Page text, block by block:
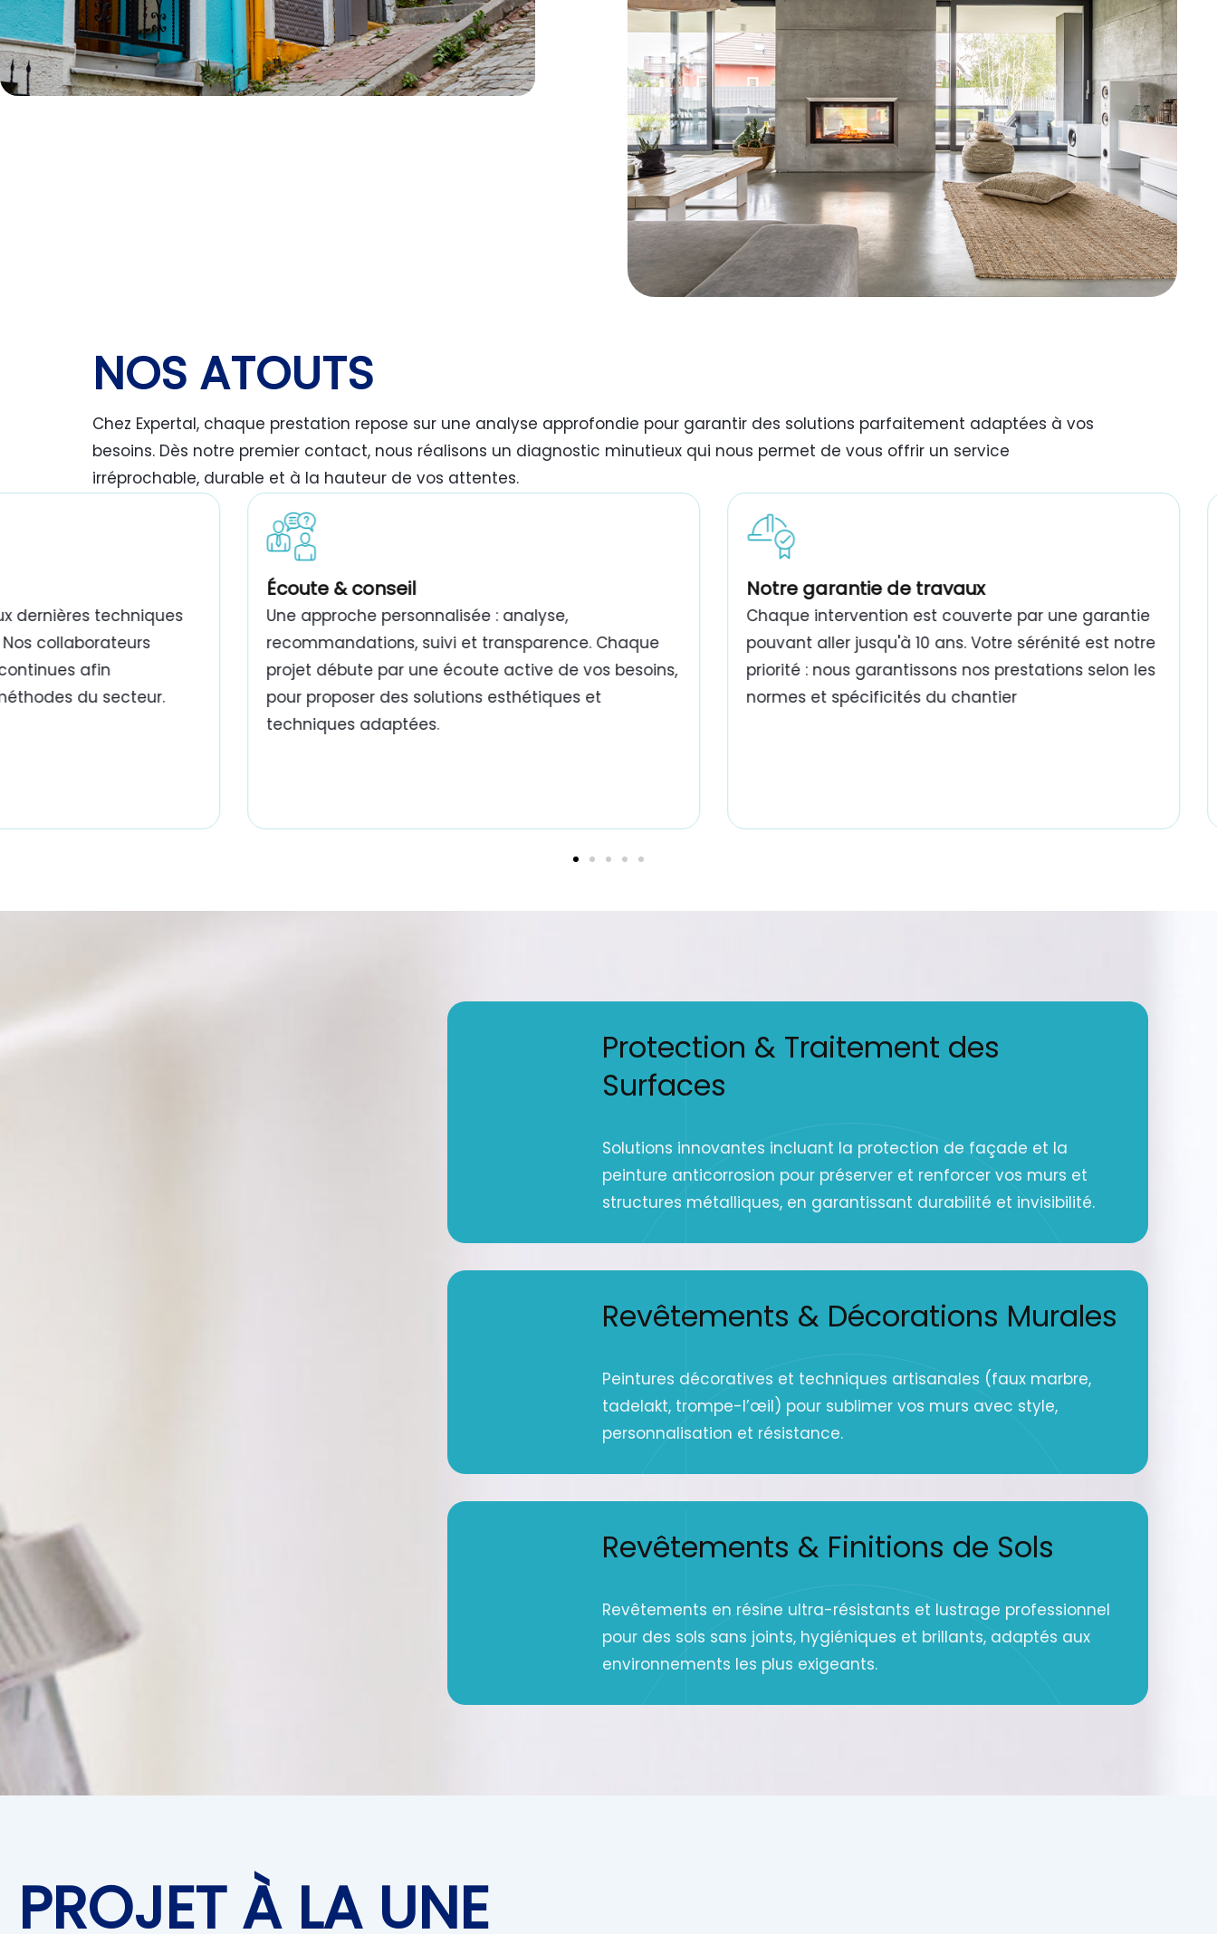
NOS ATOUTS
Chez Expertal, chaque prestation repose sur une analyse approfondie pour garantir des solutions parfaitement adaptées à vos
besoins. Dès notre premier contact, nous réalisons un diagnostic minutieux qui nous permet de vous offrir un service
irréprochable, durable et à la hauteur de vos attentes.
travaux de peinture bâtiment Tunisie
dernières techniques
collaborateurs
afin
du secteur.
Écoute & conseil
Une approche personnalisée : analyse,
recommandations, suivi et transparence. Chaque
projet débute par une écoute active de vos besoins,
pour proposer des solutions esthétiques et
techniques adaptées.
Notre garantie de travaux
Chaque intervention est couverte par une garantie
pouvant aller jusqu'à 10 ans. Votre sérénité est notre
priorité : nous garantissons nos prestations selon les
normes et spécificités du chantier
Protection & Traitement des
Surfaces
Solutions innovantes incluant la protection de façade et la
peinture anticorrosion pour préserver et renforcer vos murs et
structures métalliques, en garantissant durabilité et invisibilité.
Revêtements & Décorations Murales
Peintures décoratives et techniques artisanales (faux marbre,
tadelakt, trompe-l’œil) pour sublimer vos murs avec style,
personnalisation et résistance.
Revêtements & Finitions de Sols
Revêtements en résine ultra-résistants et lustrage professionnel
pour des sols sans joints, hygiéniques et brillants, adaptés aux
environnements les plus exigeants.
PROJET À LA UNE